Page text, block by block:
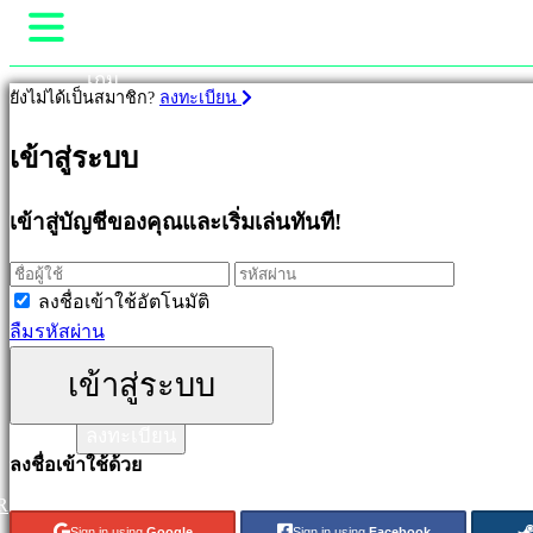
ออก
ใหม่
เล่น
ฟรี
ประเภท
คชั่น
เกม
เกม
Gameplay
ข่าวสาร
คู่มือ
ช่วยเหลือ
ฟอรั่ม
เข้าสู่ระบบ
ยังไม่ได้เป็นสมาชิก? ลงทะเบียน
เข้าสู่ระบบ
เข้าสู่บัญชีของคุณและเริ่มเล่นทันที!
ลงชื่อเข้าใช้อัตโนมัติ
ลืมรหัสผ่าน
เข้าสู่ระบบ
ลงชื่อเข้าใช้ด้วย